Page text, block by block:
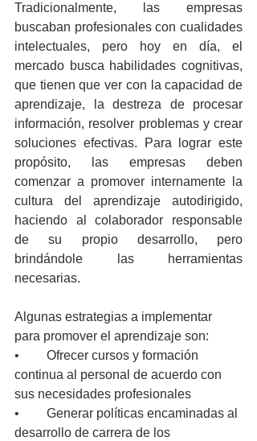
Tradicionalmente, las empresas
buscaban profesionales con cualidades
intelectuales, pero hoy en día, el
mercado busca habilidades cognitivas,
que tienen que ver con la capacidad de
aprendizaje, la destreza de procesar
información, resolver problemas y crear
soluciones efectivas. Para lograr este
propósito, las empresas deben
comenzar a promover internamente la
cultura del aprendizaje autodirigido,
haciendo al colaborador responsable
de su propio desarrollo, pero
brindándole las herramientas
necesarias.
Algunas estrategias a implementar
para promover el aprendizaje son:
•	Ofrecer cursos y formación
continua al personal de acuerdo con
sus necesidades profesionales
•	Generar políticas encaminadas al
desarrollo de carrera de los